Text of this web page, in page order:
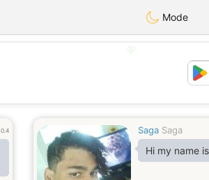
Mode
0.4 Saga Saga
Hi my name